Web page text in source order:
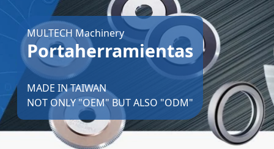
MULTECH Machinery
Portaherramientas
MADE IN TAIWAN
NOT ONLY "OEM" BUT ALSO "ODM"